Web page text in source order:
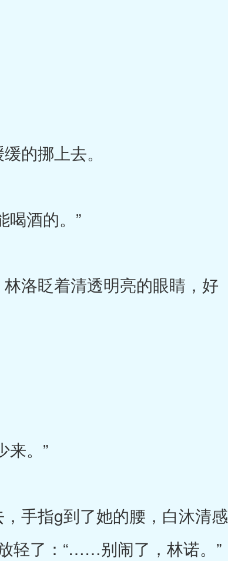
的挪上去。
喝酒的。”
洛眨着清透明亮的眼睛，好
来。”
手指g到了她的腰，白沐清感
轻了：“……别闹了，林诺。”